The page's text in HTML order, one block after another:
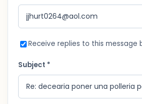
Receive replies to this message
Subject *